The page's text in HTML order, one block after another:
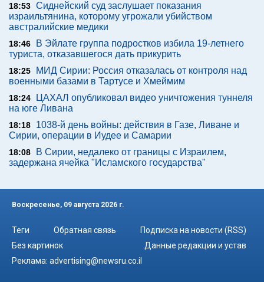
18:53 Сиднейский суд заслушает показания
израильтянина, которому угрожали убийством
австралийские медики
18:46
В Эйлате группа подростков избила 19-летнего
туриста, отказавшегося дать прикурить
18:25
МИД Сирии: Россия отказалась от контроля над
военными базами в Тартусе и Хмеймим
18:24
ЦАХАЛ опубликовал видео уничтожения туннеля
на юге Ливана
18:18
1038-й день войны: действия в Газе, Ливане и
Сирии, операции в Иудее и Самарии
18:08
В Сирии, недалеко от границы с Израилем,
задержана ячейка "Исламского государства"
Воскресенье, 09 августа 2026 г.
Теги Обратная связь
Подписка на новости (RSS)
Без картинок
Данные редакции и устав
Реклама: advertising@newsru.co.il